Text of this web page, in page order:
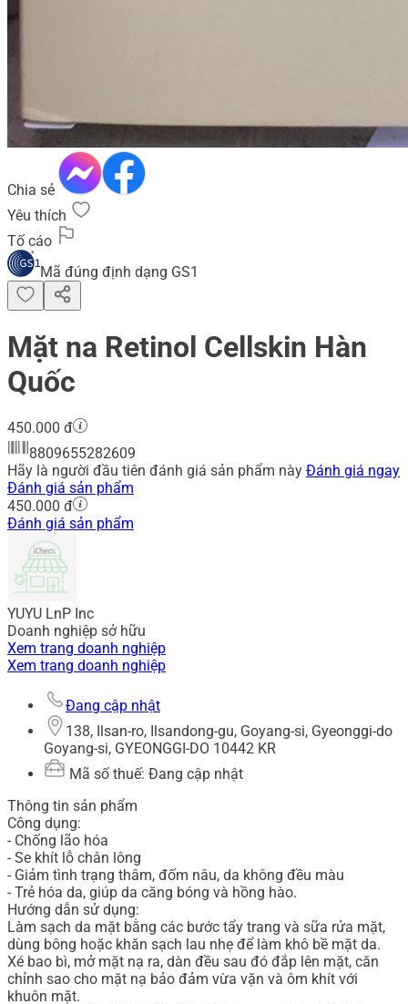
Chia sẻ
Yêu thích
Tố cáo
Mã đúng định dạng GS1
Mặt na Retinol Cellskin Hàn
Quốc
450.000 đ
8809655282609
Hãy là người đầu tiên đánh giá sản phẩm này Đánh giá ngay
Đánh giá sản phẩm
450.000 đ
Đánh giá sản phẩm
YUYU LnP Inc
Doanh nghiệp sở hữu
Xem trang doanh nghiệp
Xem trang doanh nghiệp
Đang cập nhật
138, Ilsan-ro, Ilsandong-gu, Goyang-si, Gyeonggi-do
Goyang-si, GYEONGGI-DO 10442 KR
Mã số thuế: Đang cập nhật
Thông tin sản phẩm
Công dụng:
- Chống lão hóa
- Se khít lỗ chân lông
- Giảm tình trạng thâm, đốm nâu, da không đều màu
- Trẻ hóa da, giúp da căng bóng và hồng hào.
Hướng dẫn sử dụng:
Làm sạch da mặt bằng các bước tẩy trang và sữa rửa mặt,
dùng bông hoặc khăn sạch lau nhẹ để làm khô bề mặt da.
Xé bao bì, mở mặt nạ ra, dàn đều sau đó đắp lên mặt, căn
chỉnh sao cho mặt nạ bảo đảm vừa vặn và ôm khít với
khuôn mặt.